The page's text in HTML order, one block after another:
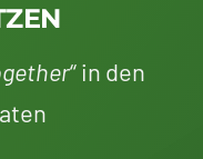
“ in den